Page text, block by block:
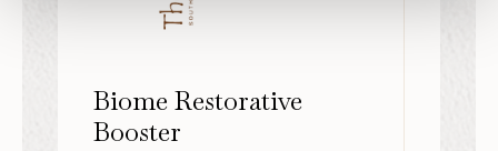
Biome Restorative
Booster